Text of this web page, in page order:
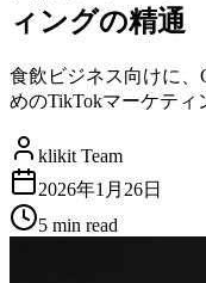
ィングの精通
食飲ビジネス向けに、
めのTikTokマーケティ
klikit Team
2026年1月26日
5 min read